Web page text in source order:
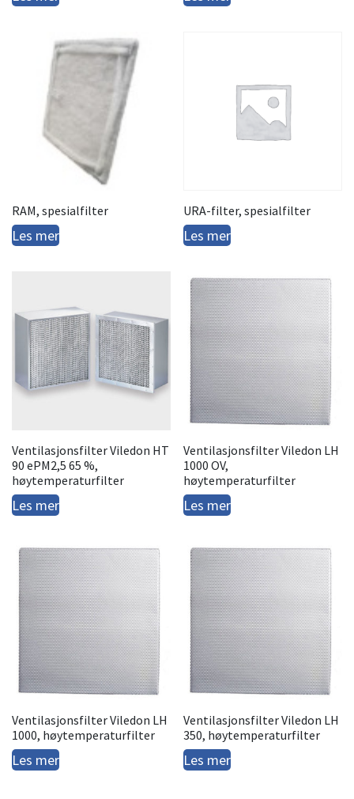
RAM, spesialfilter
Les mer
URA-filter, spesialfilter
Les mer
Ventilasjonsfilter Viledon HT
90 ePM2,5 65 %,
høytemperaturfilter
Les mer
Ventilasjonsfilter Viledon LH
1000 OV,
høytemperaturfilter
Les mer
Ventilasjonsfilter Viledon LH
1000, høytemperaturfilter
Les mer
Ventilasjonsfilter Viledon LH
350, høytemperaturfilter
Les mer